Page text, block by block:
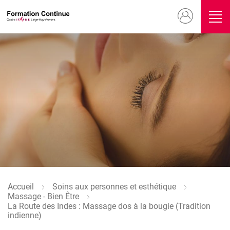
au
contenu
principal
Menu
du
compte
l'utilisateur
Image
Fil
d'Ariane
Accueil
Soins aux personnes et esthétique
Massage - Bien Être
La Route des Indes : Massage dos à la bougie (Tradition
indienne)